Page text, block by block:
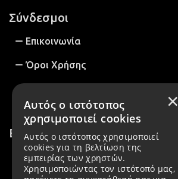
Σύνδεσμοι
Επικοινωνία
Όροι Χρήσης
Επικοινωνία
2152158419
×
Αυτός ο ιστότοπος
χρησιμοποιεί cookies
Αυτός ο ιστότοπος χρησιμοποιεί
cookies για τη βελτίωση της
εμπειρίας των χρηστών.
Χρησιμοποιώντας τον ιστότοπό μας,